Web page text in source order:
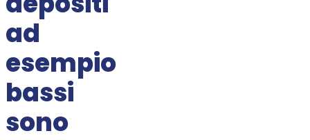
ad
esempio
bassi
sono